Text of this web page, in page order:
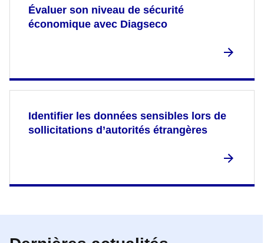
Évaluer son niveau de sécurité
économique avec Diagseco
Identifier les données sensibles lors de
sollicitations d’autorités étrangères